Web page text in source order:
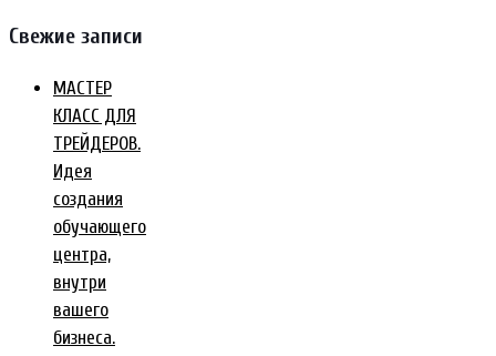
Свежие записи
МАСТЕР
КЛАСС ДЛЯ
ТРЕЙДЕРОВ.
Идея
создания
обучающего
центра,
внутри
вашего
бизнеса.